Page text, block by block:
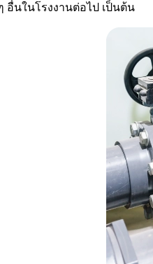
อื่นในโรงงานต่อไป เป็นต้น